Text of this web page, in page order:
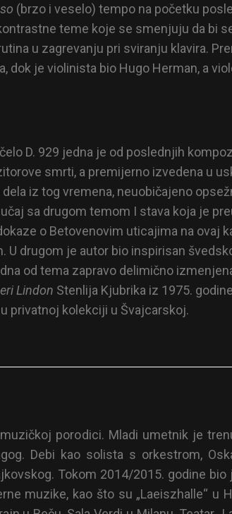
(brzo i veselo) tempo na početku
teme koje se smenjuju da bi
u zagrevanju pri sviranju klavira.
dok je violinista bio Hugo Herman, a
D. 929 jedna je od poslednjih
smrti, a premijerno izvedena u
iz tog vremena, neuobičajeno
sa drugom temom I stava koja je
o Betovenovim uticajima na ovaj
drugom je autor bio inspirisan
od tema zapravo delimično
Lindon Stenlija Kjubrika iz 1975.
privatnoj kolekciji u Švajcarskoj.
porodici. Mladi umetnik je
Debi kao solista s orkestrom,
Tokom 2014/2015. godine
muzike, kao što su „Laeiszhalle“ u